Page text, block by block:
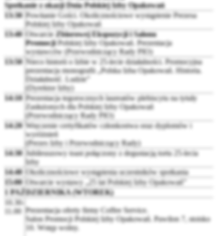
Spotkanie z okazji Dnia Polskiej Izby Opakowań
13:30 Powitanie Gości. Okolicznościowe wystąpienie Prezesa
Polskiej Izby Opakowań
13:40
Otwarcie Zbiorowej Ekspozycji i Salonu
PromocjiPolskiej Izby Opakowań. Prezentacja
wystawców (Przewodniczący Rady PIO)
13:50 Nieco historii o Izbie w 25-lecie działalności. Promocyjna
prezentacja monografii „Polska Izba Opakowań. Historia.
Działalność. Ludzie”
(Dyrektor Izby)
14:10 Prezentacja tegorocznych laureatów plebiscytu na tytuły
Zasłużonych dla Polskiej Izby Opakowań
(Przewodniczący Rady PIO)
14:20 Wręczenie certyfikatów członkostwa oraz dyplomów i
wyróżnień
(Prezes Izby i Przewodniczący Rady)
14:30 Jubileuszowy toast połączony z degustacją tortu 25-lecia
Izby
14:40
Okolicznościowe wystąpienia uczestników spotkania
15:00
Otwarcie wystawy „25 lat Polskiej Izby Opakowań”
1 PAŹDZIERNIKA (WTOREK)
10.30-
11.00
Prezentacja oferty firmy Coffee Service.
Salon Promocji Polskiej Izby Opakowań. Pawilon 7, stoisko
10. Wstęp wolny.